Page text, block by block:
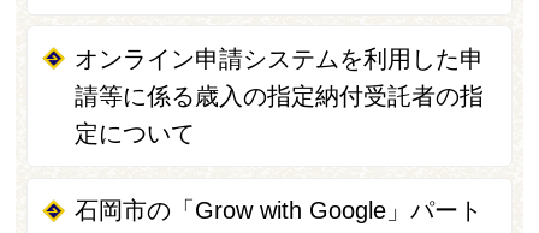
オンライン申請システムを利用した申
請等に係る歳入の指定納付受託者の指
定について
石岡市の「Grow with Google」パート